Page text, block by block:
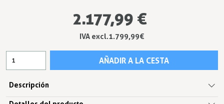
2.177,99 €
IVA excl.1.799,99 €
AÑADIR A LA CESTA
Descripción